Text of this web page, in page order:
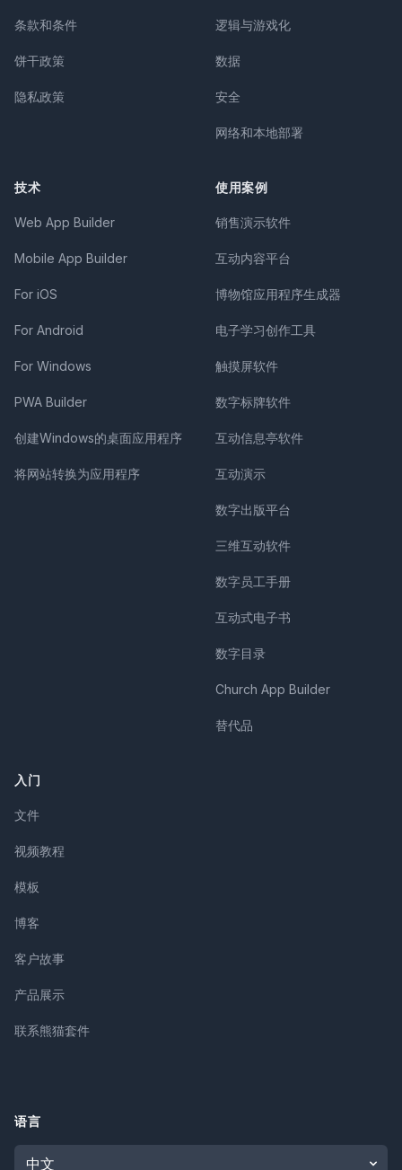
条款和条件
饼干政策
隐私政策
逻辑与游戏化
数据
安全
网络和本地部署
技术
Web App Builder
Mobile App Builder
For iOS
For Android
For Windows
PWA Builder
创建Windows的桌面应用程序
将网站转换为应用程序
使用案例
销售演示软件
互动内容平台
博物馆应用程序生成器
电子学习创作工具
触摸屏软件
数字标牌软件
互动信息亭软件
互动演示
数字出版平台
三维互动软件
数字员工手册
互动式电子书
数字目录
Church App Builder
替代品
入门
文件
视频教程
模板
博客
客户故事
产品展示
联系熊猫套件
语言
Language